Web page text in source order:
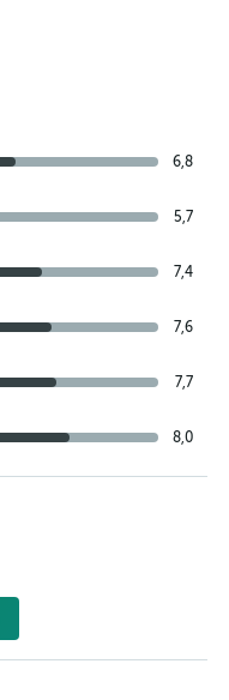
6,8
5,7
7,4
7,6
7,7
8,0